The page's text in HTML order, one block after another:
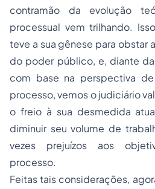
contramão da evolução
processual vem trilhando.
teve a sua gênese para obstar
do poder público, e, diante
com base na perspectiva
processo, vemos o judiciário
o freio à sua desmedida
diminuir seu volume de
vezes prejuízos aos
processo.
Feitas tais considerações,